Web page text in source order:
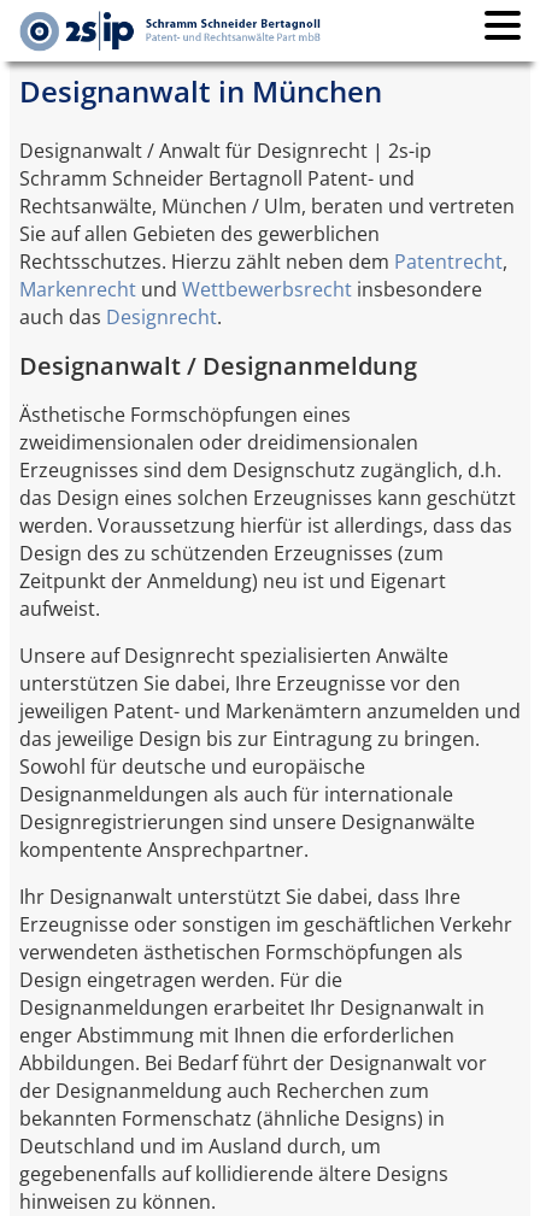
Designanwalt in München
Designanwalt / Anwalt für Designrecht | 2s-ip
Schramm Schneider Bertagnoll Patent- und
Rechtsanwälte, München / Ulm, beraten und vertreten
Sie auf allen Gebieten des gewerblichen
Rechtsschutzes. Hierzu zählt neben dem Patentrecht,
Markenrecht und Wettbewerbsrecht insbesondere
auch das Designrecht.
Designanwalt / Designanmeldung
Ästhetische Formschöpfungen eines
zweidimensionalen oder dreidimensionalen
Erzeugnisses sind dem Designschutz zugänglich, d.h.
das Design eines solchen Erzeugnisses kann geschützt
werden. Voraussetzung hierfür ist allerdings, dass das
Design des zu schützenden Erzeugnisses (zum
Zeitpunkt der Anmeldung) neu ist und Eigenart
aufweist.
Unsere auf Designrecht spezialisierten Anwälte
unterstützen Sie dabei, Ihre Erzeugnisse vor den
jeweiligen Patent- und Markenämtern anzumelden und
das jeweilige Design bis zur Eintragung zu bringen.
Sowohl für deutsche und europäische
Designanmeldungen als auch für internationale
Designregistrierungen sind unsere Designanwälte
kompentente Ansprechpartner.
Ihr Designanwalt unterstützt Sie dabei, dass Ihre
Erzeugnisse oder sonstigen im geschäftlichen Verkehr
verwendeten ästhetischen Formschöpfungen als
Design eingetragen werden. Für die
Designanmeldungen erarbeitet Ihr Designanwalt in
enger Abstimmung mit Ihnen die erforderlichen
Abbildungen. Bei Bedarf führt der Designanwalt vor
der Designanmeldung auch Recherchen zum
bekannten Formenschatz (ähnliche Designs) in
Deutschland und im Ausland durch, um
gegebenenfalls auf kollidierende ältere Designs
hinweisen zu können.